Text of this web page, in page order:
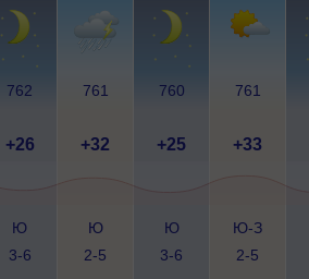
762 761 760 761
+26 +32 +25 +33
Ю
3-6
Ю
2-5
Ю
3-6
Ю-З
2-5